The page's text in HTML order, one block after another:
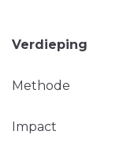
Verdieping
Methode
Impact